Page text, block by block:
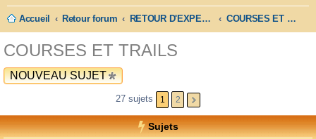
Accueil Retour forum RETOUR D'EXPERIENCE COURSES ET TRAILS
COURSES ET TRAILS
NOUVEAU SUJET
27 sujets 1 2
Sujets